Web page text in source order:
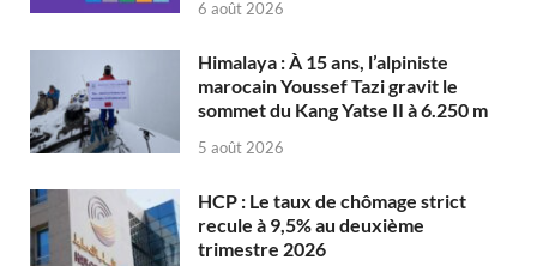
6 août 2026
Himalaya : À 15 ans, l’alpiniste
marocain Youssef Tazi gravit le
sommet du Kang Yatse II à 6.250 m
5 août 2026
HCP : Le taux de chômage strict
recule à 9,5% au deuxième
trimestre 2026